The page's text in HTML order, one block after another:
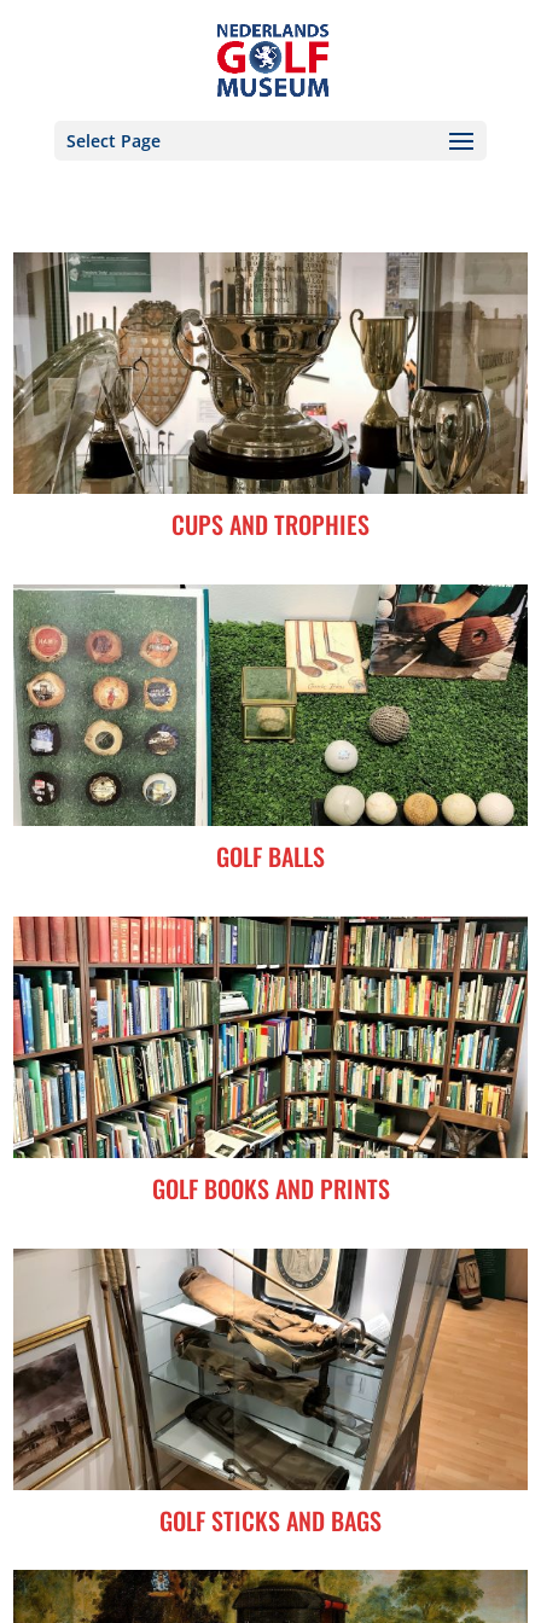
Select Page
CUPS AND TROPHIES
GOLF BALLS
GOLF BOOKS AND PRINTS
GOLF STICKS AND BAGS